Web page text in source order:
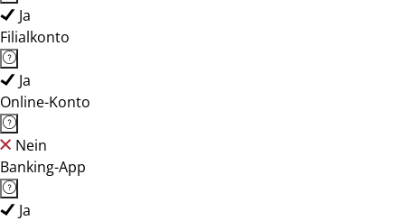
Ja
Filialkonto
Ja
Online-Konto
Nein
Banking-App
Ja